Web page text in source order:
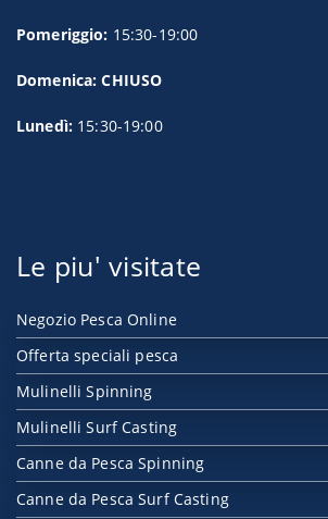
Pomeriggio: 15:30-19:00
Domenica: CHIUSO
Lunedì: 15:30-19:00
Le piu' visitate
Negozio Pesca Online
Offerta speciali pesca
Mulinelli Spinning
Mulinelli Surf Casting
Canne da Pesca Spinning
Canne da Pesca Surf Casting